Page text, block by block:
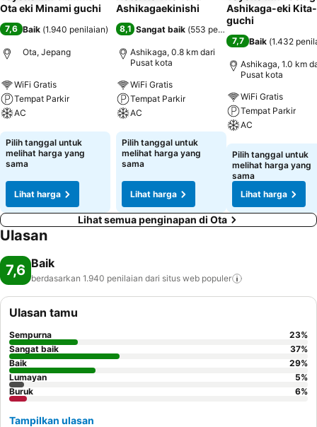
Ota eki Minami guchi
7,6 Baik (1.940 penilaian)
Ota, Jepang
WiFi Gratis
Tempat Parkir
AC
Lihat harga
Pilih tanggal untuk
melihat harga yang
sama
Lihat harga
Ashikagaekinishi
8,1 Sangat baik (553 penilaian
Ashikaga, 0.8 km dari
Pusat kota
WiFi Gratis
Tempat Parkir
AC
Lihat harga
Pilih tanggal untuk
melihat harga yang
sama
Lihat harga
Ashikaga-eki Kita-
guchi
7,7 Baik (1.432
Ashikaga, 1.0 km
Pusat kota
WiFi Gratis
Tempat Parkir
AC
Lihat harga
Pilih tanggal untuk
melihat harga yang
sama
Lihat harga
Lihat semua penginapan di Ota
Ulasan
7,6 Baik
berdasarkan 1.940 penilaian dari situs web populer
Ulasan tamu
Sempurna 23%
Sangat baik
37%
Baik
29%
Lumayan
5%
Buruk
6%
Tampilkan ulasan